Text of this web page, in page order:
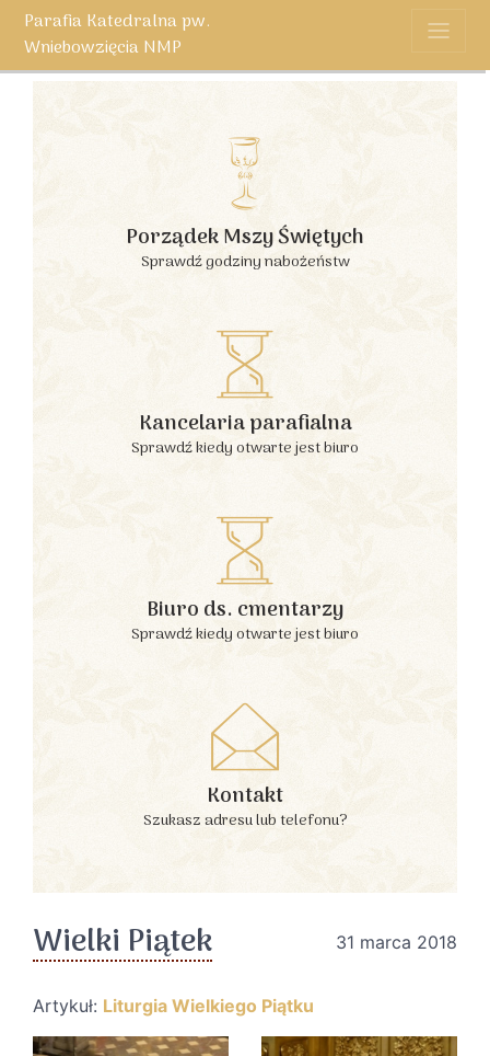
Parafia Katedralna pw.
Wniebowzięcia NMP
Porządek Mszy Świętych
Sprawdź godziny nabożeństw
Kancelaria parafialna
Sprawdź kiedy otwarte jest biuro
Biuro ds. cmentarzy
Sprawdź kiedy otwarte jest biuro
Kontakt
Szukasz adresu lub telefonu?
Wielki Piątek 31 marca 2018
Artykuł: Liturgia Wielkiego Piątku